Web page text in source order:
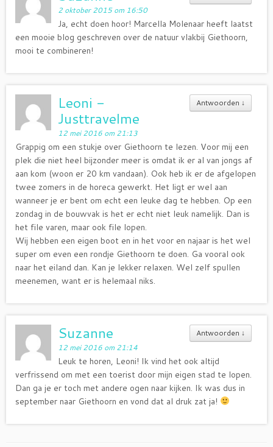
2 oktober 2015 om 16:50
Ja, echt doen hoor! Marcella Molenaar heeft laatst
een mooie blog geschreven over de natuur vlakbij Giethoorn,
mooi te combineren!
Antwoorden ↓
Leoni -
Justtravelme
12 mei 2016 om 21:13
Grappig om een stukje over Giethoorn te lezen. Voor mij een
plek die niet heel bijzonder meer is omdat ik er al van jongs af
aan kom (woon er 20 km vandaan). Ook heb ik er de afgelopen
twee zomers in de horeca gewerkt. Het ligt er wel aan
wanneer je er bent om echt een leuke dag te hebben. Op een
zondag in de bouwvak is het er echt niet leuk namelijk. Dan is
het file varen, maar ook file lopen.
Wij hebben een eigen boot en in het voor en najaar is het wel
super om even een rondje Giethoorn te doen. Ga vooral ook
naar het eiland dan. Kan je lekker relaxen. Wel zelf spullen
meenemen, want er is helemaal niks.
Antwoorden ↓
Suzanne
12 mei 2016 om 21:14
Leuk te horen, Leoni! Ik vind het ook altijd
verfrissend om met een toerist door mijn eigen stad te lopen.
Dan ga je er toch met andere ogen naar kijken. Ik was dus in
september naar Giethoorn en vond dat al druk zat ja!